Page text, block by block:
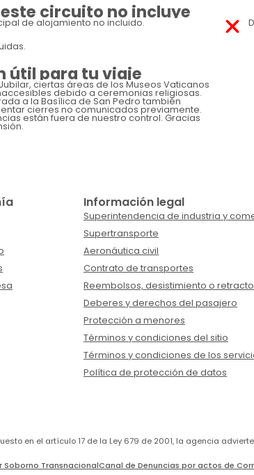
este circuito no incluye
de alojamiento no incluido.
útil para tu viaje
ciertas áreas de los Museos Vaticanos
debido a ceremonias religiosas.
a la Basílica de San Pedro también
cierres no comunicados previamente.
están fuera de nuestro control. Gracias
Información legal
Superintendencia de industria y
Supertransporte
Aeronáutica civil
Contrato de transportes
Reembolsos, desistimiento o retracto
Deberes y derechos del pasajero
Protección a menores
Términos y condiciones del sitio
Términos y condiciones de los
Política de protección de datos
en el artículo 17 de la Ley 679 de 2001, la agencia
Soborno TransnacionalCanal de Denuncias por actos de